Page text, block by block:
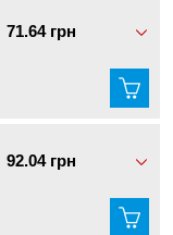
71.64 грн
92.04 грн